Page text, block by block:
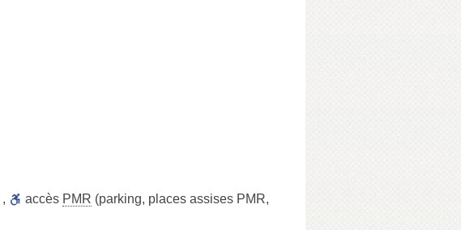
, accès PMR (parking, places assises PMR,